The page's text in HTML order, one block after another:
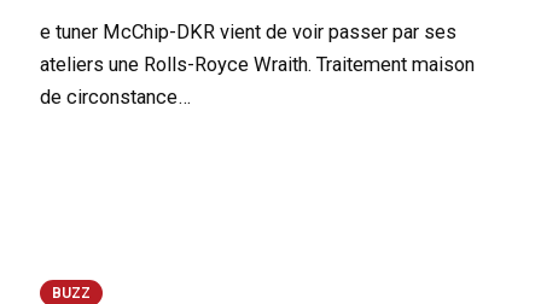
e tuner McChip-DKR vient de voir passer par ses
ateliers une Rolls-Royce Wraith. Traitement maison
de circonstance…
BUZZ